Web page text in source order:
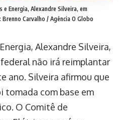
e Energia, Alexandre Silveira, em
Carvalho / Agência O Globo
Alexandre Silveira,
não irá reimplantar
ano. Silveira afirmou que
tomada com base em
O Comitê de